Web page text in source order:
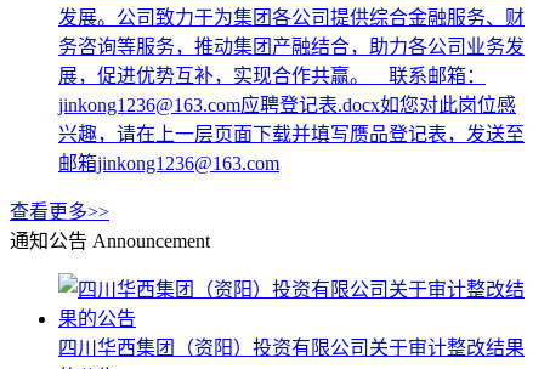
发展。公司致力于为集团各公司提供综合金融服务、财
务咨询等服务，推动集团产融结合，助力各公司业务发
展，促进优势互补，实现合作共赢。 联系邮箱：
jinkong1236@163.com应聘登记表.docx如您对此岗位感
兴趣，请在上一层页面下载并填写赝品登记表，发送至
邮箱jinkong1236@163.com
查看更多>>
通知公告 Announcement
四川华西集团（资阳）投资有限公司关于审计整改结果